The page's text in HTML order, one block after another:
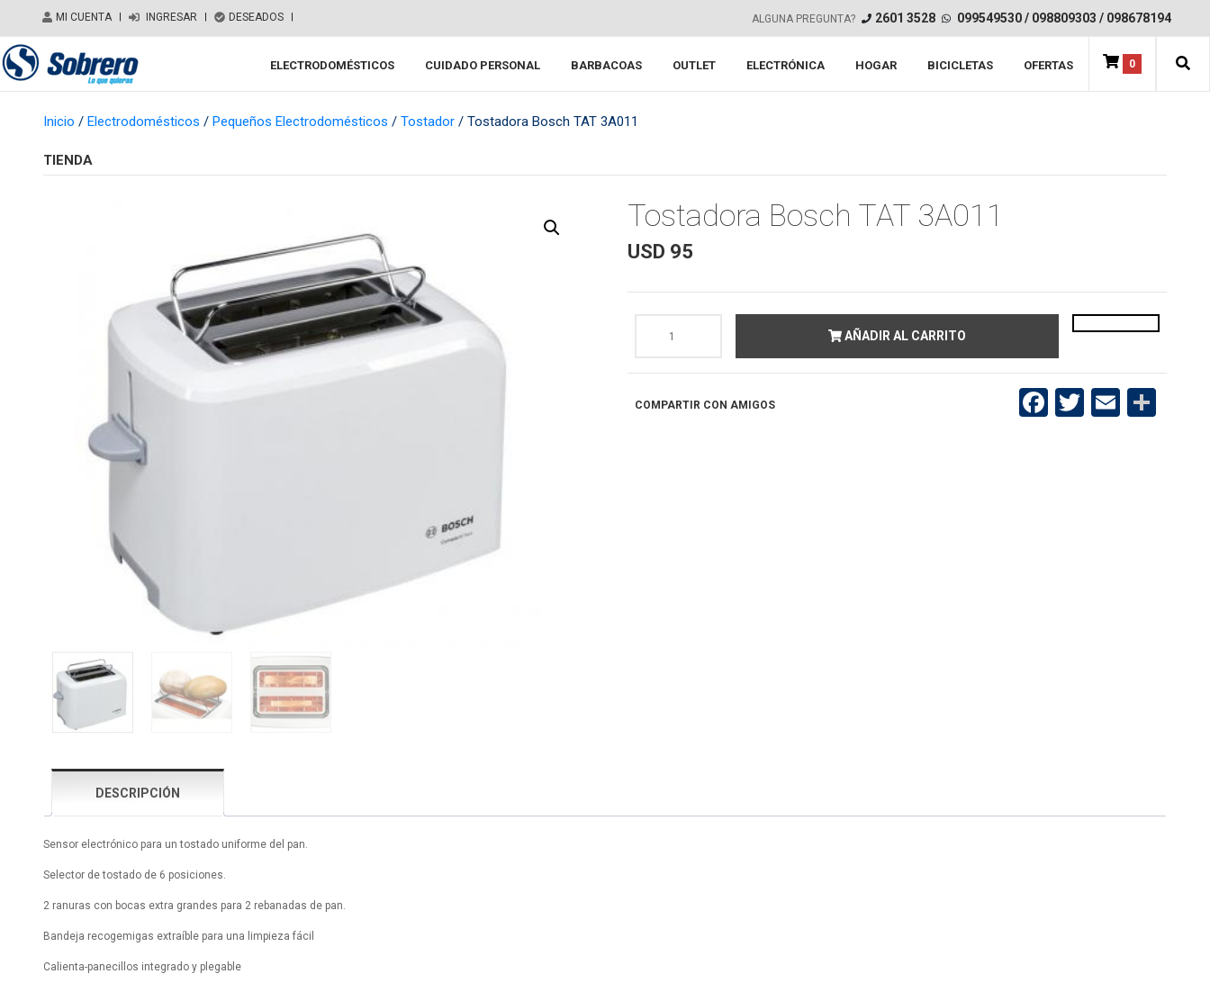
MI CUENTA | INGRESAR | DESEADOS | ALGUNA PREGUNTA? 2601 3528 099549530/ 098809303 / 098678194
Salir del contenido
Main Navigation 0
ELECTRODOMÉSTICOS CUIDADO PERSONAL BARBACOAS OUTLET ELECTRÓNICA HOGAR BICICLETAS OFERTAS
Inicio / Electrodomésticos / Pequeños Electrodomésticos / Tostador / Tostadora Bosch TAT 3A011
TIENDA
Tostadora Bosch TAT 3A011
USD 95
3A011
AÑADIR AL CARRITO
COMPARTIR CON AMIGOS FacebookTwitter Email
DESCRIPCIÓN
Sensor electrónico para un tostado uniforme del pan.
Selector de tostado de 6 posiciones.
2 ranuras con bocas extra grandes para 2 rebanadas de pan.
Bandeja recogemigas extraíble para una limpieza fácil
Calienta-panecillos integrado y plegable